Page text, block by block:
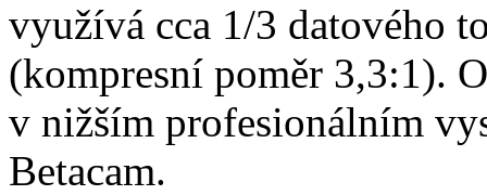
využívá cca 1/3 datového
(kompresní poměr 3,3:1).
v nižším profesionálním
Betacam.